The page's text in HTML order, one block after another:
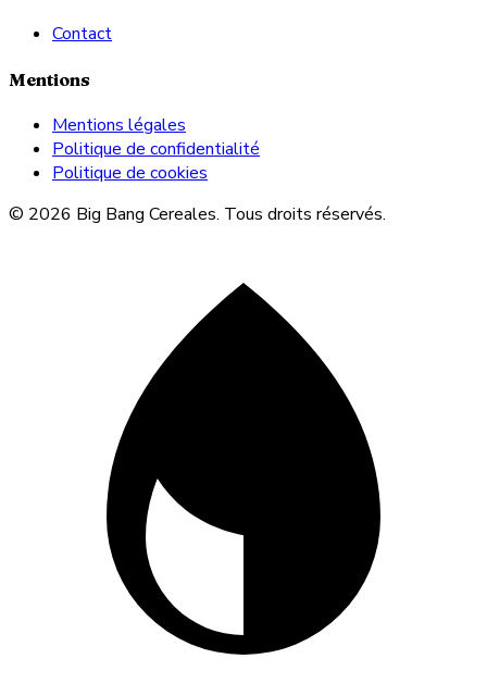
Contact
Mentions
Mentions légales
Politique de confidentialité
Politique de cookies
© 2026 Big Bang Cereales. Tous droits réservés.